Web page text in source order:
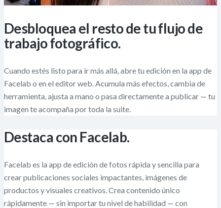
Desbloquea el resto de tu flujo de
trabajo fotográfico.
Cuando estés listo para ir más allá, abre tu edición en la app de
Facelab o en el editor web. Acumula más efectos, cambia de
herramienta, ajusta a mano o pasa directamente a publicar — tu
imagen te acompaña por toda la suite.
Destaca con Facelab.
Facelab es la app de edición de fotos rápida y sencilla para
crear publicaciones sociales impactantes, imágenes de
productos y visuales creativos. Crea contenido único
rápidamente — sin importar tu nivel de habilidad — con